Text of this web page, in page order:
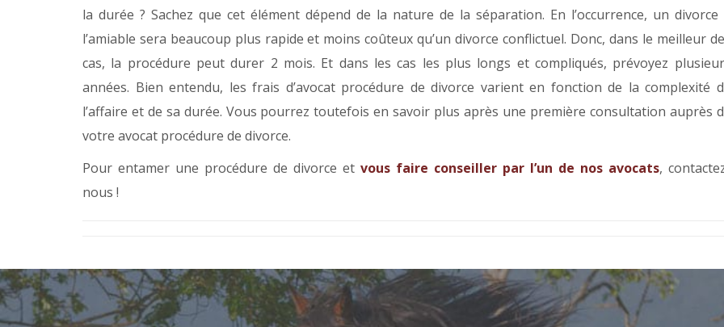
la durée ? Sachez que cet élément dépend de la nature de la séparation. En l’occurrence, un divorce
l’amiable sera beaucoup plus rapide et moins coûteux qu’un divorce conflictuel. Donc, dans le meilleur
cas, la procédure peut durer 2 mois. Et dans les cas les plus longs et compliqués, prévoyez
années. Bien entendu, les frais d’avocat procédure de divorce varient en fonction de la complexité
l’affaire et de sa durée. Vous pourrez toutefois en savoir plus après une première consultation auprès
votre avocat procédure de divorce.
Pour entamer une procédure de divorce et vous faire conseiller par l’un de nos avocats,
nous !